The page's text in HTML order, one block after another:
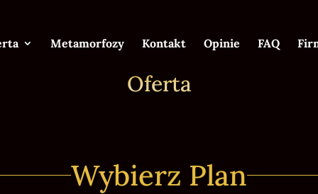
Metamorfozy Kontakt Opinie FAQ
Oferta
Wybierz Plan